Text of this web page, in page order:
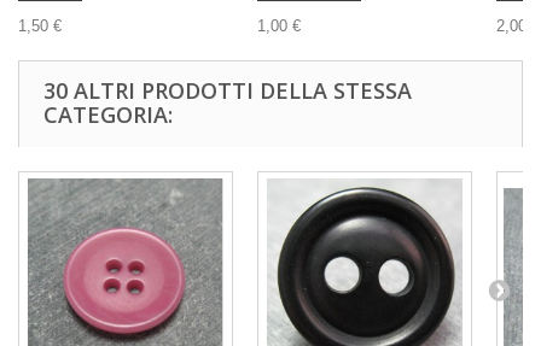
1,50 €
1,00 €
2,00 €
30 ALTRI PRODOTTI DELLA STESSA
CATEGORIA: